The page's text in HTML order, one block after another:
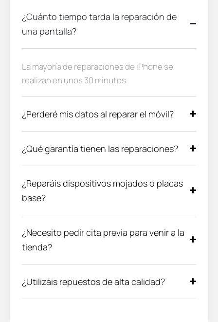
¿Cuánto tiempo tarda la reparación de
una pantalla?
La mayoría de reparaciones de iPhone se
realizan en unos 30 minutos.
¿Perderé mis datos al reparar el móvil?
¿Qué garantía tienen las reparaciones?
¿Reparáis dispositivos mojados o placas
base?
¿Necesito pedir cita previa para venir a la
tienda?
¿Utilizáis repuestos de alta calidad?